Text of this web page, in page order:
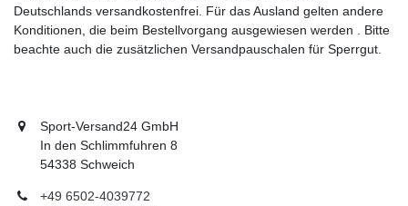
Deutschlands versandkostenfrei. Für das Ausland gelten andere
Konditionen, die beim Bestellvorgang ausgewiesen werden . Bitte
beachte auch die zusätzlichen Versandpauschalen für Sperrgut.
Sport-Versand24 GmbH
In den Schlimmfuhren 8
54338 Schweich
+49 6502-4039772